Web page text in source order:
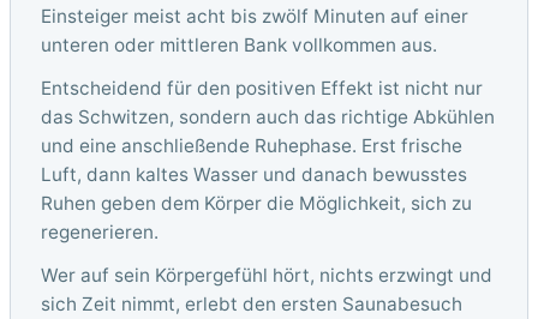
Einsteiger meist acht bis zwölf Minuten auf einer
unteren oder mittleren Bank vollkommen aus.
Entscheidend für den positiven Effekt ist nicht nur
das Schwitzen, sondern auch das richtige Abkühlen
und eine anschließende Ruhephase. Erst frische
Luft, dann kaltes Wasser und danach bewusstes
Ruhen geben dem Körper die Möglichkeit, sich zu
regenerieren.
Wer auf sein Körpergefühl hört, nichts erzwingt und
sich Zeit nimmt, erlebt den ersten Saunabesuch